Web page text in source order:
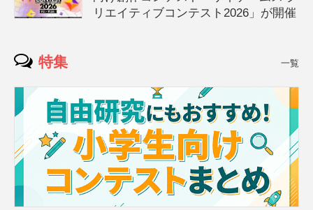
リエイティブコンテスト2026」が開催
特集 一覧